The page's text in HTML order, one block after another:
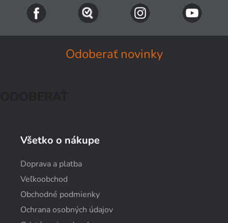
Odoberať novinky
Všetko o nákupe
Doprava a platba
Veľkoobchod
Obchodné podmienky
Ochrana osobných údajov